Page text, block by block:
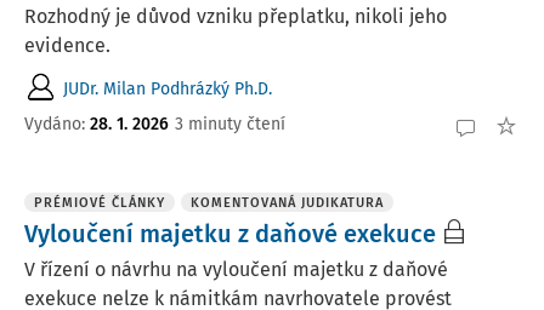
Rozhodný je důvod vzniku přeplatku, nikoli jeho
evidence.
JUDr. Milan Podhrázký Ph.D.
Vydáno: 28. 1. 2026 3 minuty čtení
PRÉMIOVÉ ČLÁNKY KOMENTOVANÁ JUDIKATURA
Vyloučení majetku z daňové exekuce
V řízení o návrhu na vyloučení majetku z daňové
exekuce nelze k námitkám navrhovatele provést